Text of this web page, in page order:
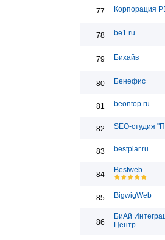
77 Корпорация
78 be1.ru
79 Бихайв
80 Бенефис
81 beontop.ru
82 SEO-студия
83 bestpiar.ru
84
Bestweb
85 BigwigWeb
86
БиАй
Центр